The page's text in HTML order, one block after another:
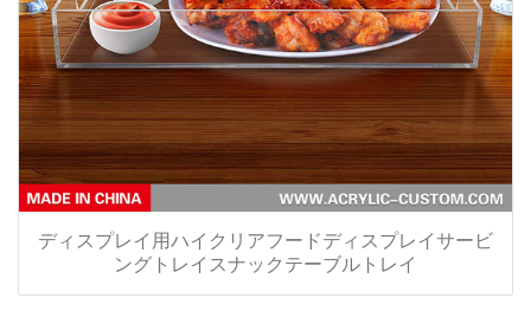
ディスプレイ用ハイクリアフードディスプレイサービ
ングトレイスナックテーブルトレイ